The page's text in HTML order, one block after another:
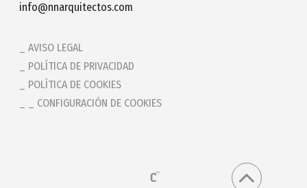
info@nnarquitectos.com
AVISO LEGAL
POLÍTICA DE PRIVACIDAD
POLÍTICA DE COOKIES
_ CONFIGURACIÓN DE COOKIES